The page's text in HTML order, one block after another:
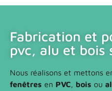
Fabrication et
pvc, alu et bois
Nous réalisons et mettons
fenêtres en PVC, bois ou